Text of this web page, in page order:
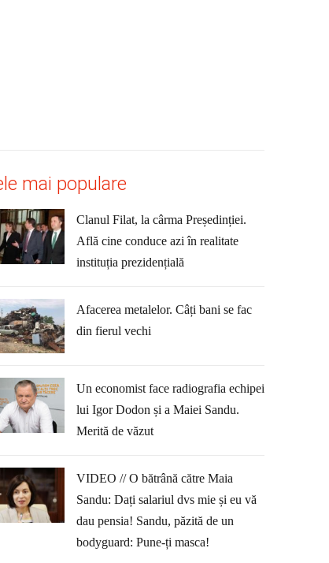
mai populare
Clanul Filat, la cârma Președinției.
Află cine conduce azi în realitate
instituția prezidențială
Afacerea metalelor. Câți bani se fac
din fierul vechi
Un economist face radiografia echipei
lui Igor Dodon și a Maiei Sandu.
Merită de văzut
VIDEO // O bătrână către Maia
Sandu: Dați salariul dvs mie și eu vă
dau pensia! Sandu, păzită de un
bodyguard: Pune-ți masca!